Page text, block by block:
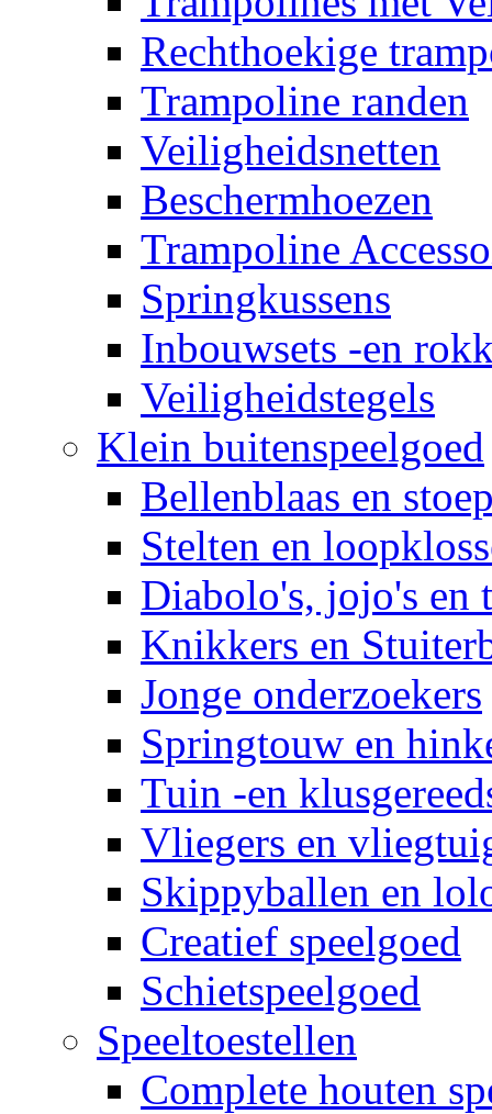
Rechthoekige
Trampoline randen
Veiligheidsnetten
Beschermhoezen
Trampoline
Springkussens
Inbouwsets -en
Veiligheidstegels
Klein buitenspeelgoed
Bellenblaas en
Stelten en
Diabolo's, jojo's en
Knikkers en
Jonge onderzoekers
Springtouw en
Tuin -en
Vliegers en
Skippyballen en
Creatief speelgoed
Schietspeelgoed
Speeltoestellen
Complete houten